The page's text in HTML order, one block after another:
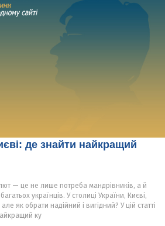
де знайти найкращий
— це не лише потреба мандрівників, а й
українців. У столиці України, Києві,
як обрати надійний і вигідний? У цій статті
ку